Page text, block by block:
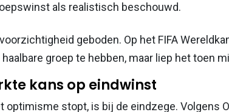
als realistisch beschouwd.
geboden. Op het FIFA
haalbare groep te hebben, maar liep het toen
kans op eindwinst
optimisme stopt, is bij de eindzege. Volgens